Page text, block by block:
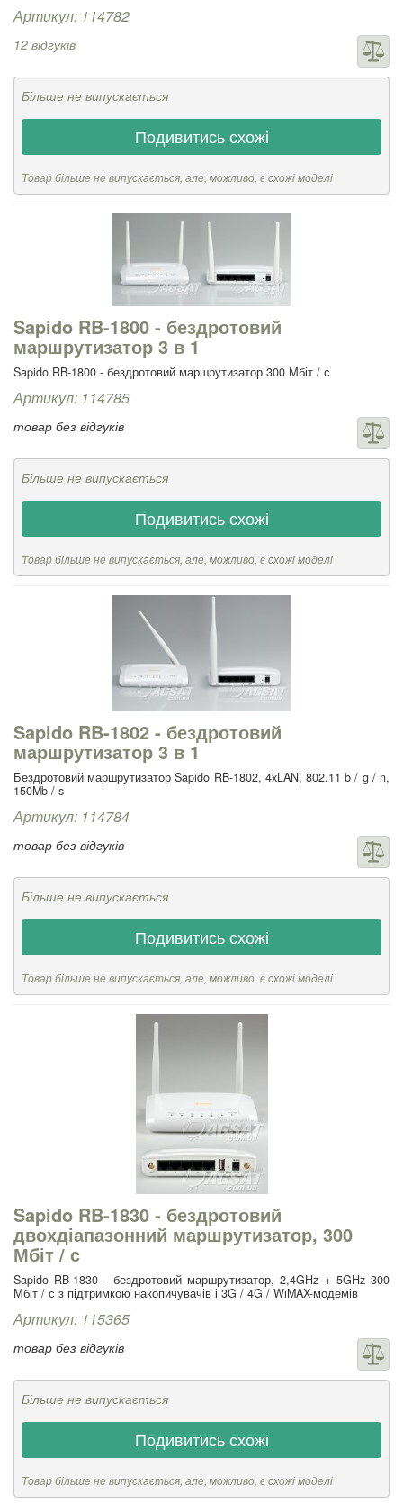
Артикул: 114782
12 відгуків
Більше не випускається
Подивитись схожі
Товар більше не випускається, але, можливо, є схожі моделі
Sapido RB-1800 - бездротовий
маршрутизатор 3 в 1
Sapido RB-1800 - бездротовий маршрутизатор 300 Мбіт / с
Артикул: 114785
товар без відгуків
Більше не випускається
Подивитись схожі
Товар більше не випускається, але, можливо, є схожі моделі
Sapido RB-1802 - бездротовий
маршрутизатор 3 в 1
Бездротовий маршрутизатор Sapido RB-1802, 4xLAN, 802.11 b / g / n,
150Mb / s
Артикул: 114784
товар без відгуків
Більше не випускається
Подивитись схожі
Товар більше не випускається, але, можливо, є схожі моделі
Sapido RB-1830 - бездротовий
двохдіапазонний маршрутизатор, 300
Мбіт / с
Sapido RB-1830 - бездротовий маршрутизатор, 2,4GHz + 5GHz 300
Мбіт / с з підтримкою накопичувачів і 3G / 4G / WiMAX-модемів
Артикул: 115365
товар без відгуків
Більше не випускається
Подивитись схожі
Товар більше не випускається, але, можливо, є схожі моделі